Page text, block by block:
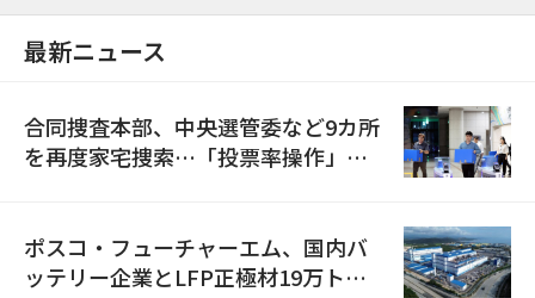
最新ニュース
合同捜査本部、中央選管委など9カ所
を再度家宅捜索…「投票率操作」の
ポスコ・フューチャーエム、国内バ
ッテリー企業とLFP正極材19万トン